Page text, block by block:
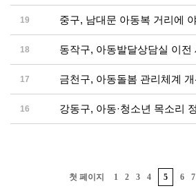
19 중구, 남대문 아동복 거리에
18 동작구, 아동발달상담실 이전
17 금천구, 아동돌봄 관리체계 개
16 강동구, 아동·청소년 목소리
첫 페이지 1 2 3 4 5 6 7